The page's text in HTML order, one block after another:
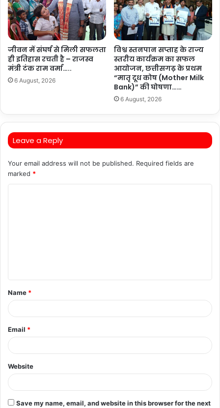
जीवन में संघर्ष से मिली सफलता
ही इतिहास रचती है – राजस्व
मंत्री टंक राम वर्मा…..
6 August, 2026
विश्व स्तनपान सप्ताह के राज्य
स्तरीय कार्यक्रम का सफल
आयोजन, छत्तीसगढ़ के प्रथम
“मातृ दूध कोष (Mother Milk
Bank)” की घोषणा……
6 August, 2026
Leave a Reply
Your email address will not be published. Required fields are
marked *
t
*
Name *
Email *
Website
Save my name, email, and website in this browser for the next